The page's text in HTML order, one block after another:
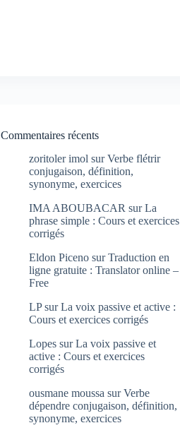
Commentaires récents
zoritoler imol surVerbe flétrir
conjugaison, définition,
synonyme, exercices
IMA ABOUBACAR surLa
phrase simple : Cours et exercices
corrigés
Eldon Piceno surTraduction en
ligne gratuite : Translator online –
Free
LPsurLa voix passive et active :
Cours et exercices corrigés
Lopes surLa voix passive et
active : Cours et exercices
corrigés
ousmane moussa surVerbe
dépendre conjugaison, définition,
synonyme, exercices